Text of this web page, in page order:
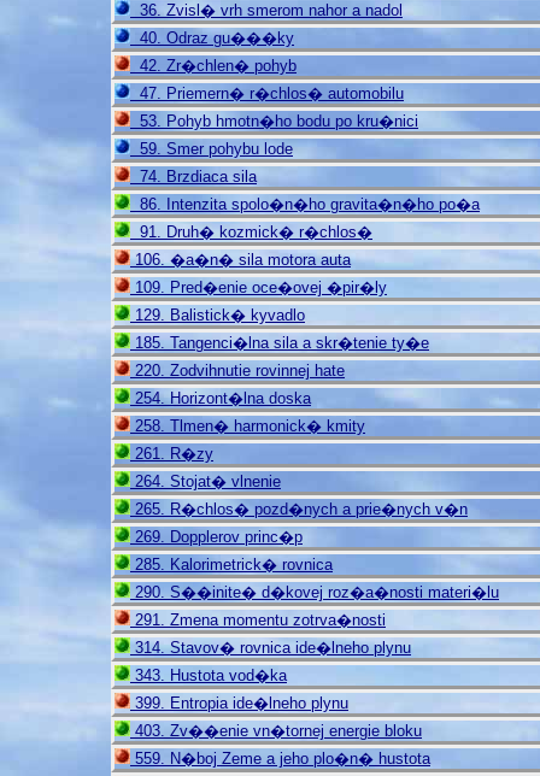
36. Zvisl� vrh smerom nahor a nadol
40. Odraz gu���ky
42. Zr�chlen� pohyb
47. Priemern� r�chlos� automobilu
53. Pohyb hmotn�ho bodu po kru�nici
59. Smer pohybu lode
74. Brzdiaca sila
86. Intenzita spolo�n�ho gravita�n�ho po�a
91. Druh� kozmick� r�chlos�
106. �a�n� sila motora auta
109. Pred�enie oce�ovej �pir�ly
129. Balistick� kyvadlo
185. Tangenci�lna sila a skr�tenie ty�e
220. Zodvihnutie rovinnej hate
254. Horizont�lna doska
258. Tlmen� harmonick� kmity
261. R�zy
264. Stojat� vlnenie
265. R�chlos� pozd�nych a prie�nych v�n
269. Dopplerov princ�p
285. Kalorimetrick� rovnica
290. S��inite� d�kovej roz�a�nosti materi�lu
291. Zmena momentu zotrva�nosti
314. Stavov� rovnica ide�lneho plynu
343. Hustota vod�ka
399. Entropia ide�lneho plynu
403. Zv��enie vn�tornej energie bloku
559. N�boj Zeme a jeho plo�n� hustota